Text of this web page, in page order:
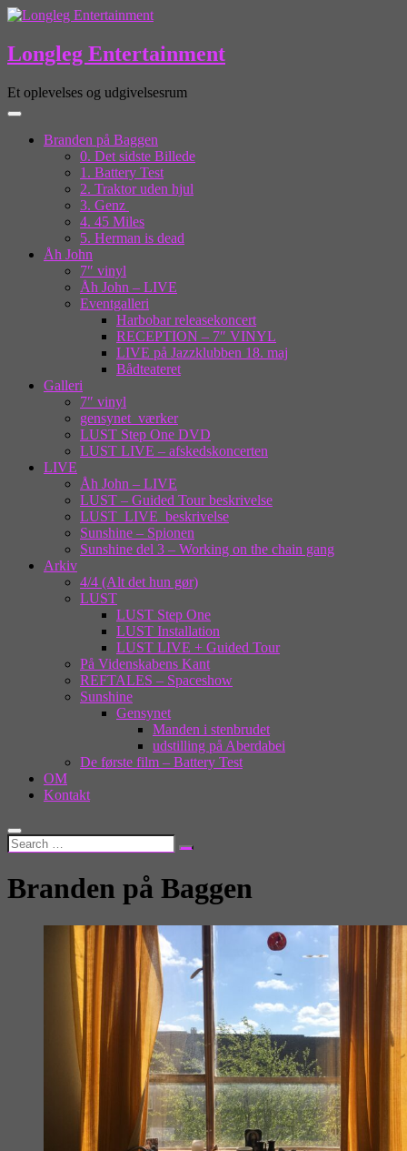
Longleg Entertainment
Et oplevelses og udgivelsesrum
Branden på Baggen
0. Det sidste Billede
1. Battery Test
2. Traktor uden hjul
3. Genz
4. 45 Miles
5. Herman is dead
Åh John
7″ vinyl
Åh John – LIVE
Eventgalleri
Harbobar releasekoncert
RECEPTION – 7″ VINYL
LIVE på Jazzklubben 18. maj
Bådteateret
Galleri
7″ vinyl
gensynet_værker
LUST Step One DVD
LUST LIVE – afskedskoncerten
LIVE
Åh John – LIVE
LUST – Guided Tour beskrivelse
LUST_LIVE_beskrivelse
Sunshine – Spionen
Sunshine del 3 – Working on the chain gang
Arkiv
4/4 (Alt det hun gør)
LUST
LUST Step One
LUST Installation
LUST LIVE + Guided Tour
På Videnskabens Kant
REFTALES – Spaceshow
Sunshine
Gensynet
Manden i stenbrudet
udstilling på Aberdabei
De første film – Battery Test
OM
Kontakt
Branden på Baggen